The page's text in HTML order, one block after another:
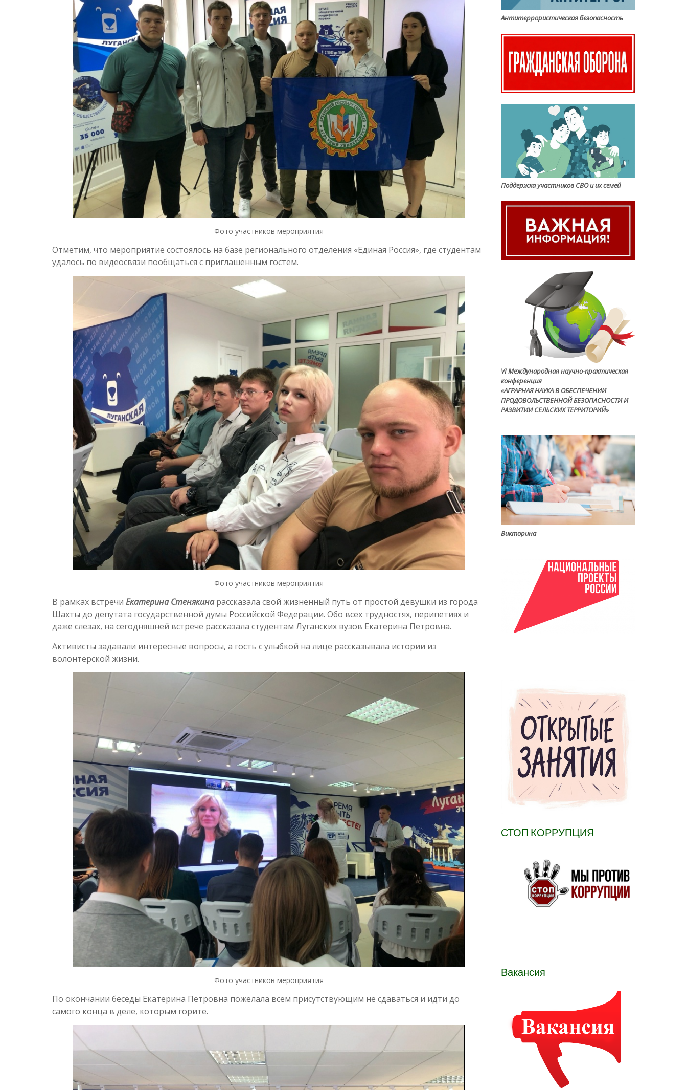
Фото участников мероприятия
Отметим, что мероприятие состоялось на базе регионального отделения «Единая Россия», где студентам
удалось по видеосвязи пообщаться с приглашенным гостем.
Фото участников мероприятия
В рамках встречи Екатерина Стенякинарассказала свой жизненный путь от простой девушки из города
Шахты до депутата государственной думы Российской Федерации. Обо всех трудностях, перипетиях и
даже слезах, на сегодняшней встрече рассказала студентам Луганских вузов Екатерина Петровна.
Активисты задавали интересные вопросы, а гость с улыбкой на лице рассказывала истории из
волонтерской жизни.
Фото участников мероприятия
По окончании беседы Екатерина Петровна пожелала всем присутствующим не сдаваться и идти до
самого конца в деле, которым горите.
Антитеррористическая безопасность
Поддержка участников СВО и их семей
VI Международная научно-практическая
конференция
«АГРАРНАЯ НАУКА В ОБЕСПЕЧЕНИИ
ПРОДОВОЛЬСТВЕННОЙ БЕЗОПАСНОСТИ И
РАЗВИТИИ СЕЛЬСКИХ ТЕРРИТОРИЙ»
Викторина
СТОП КОРРУПЦИЯ
Вакансия